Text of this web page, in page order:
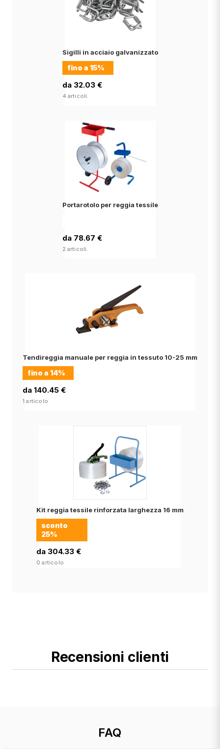
Sigilli in acciaio galvanizzato
fino a 15%
da 32.03 €
4 articoli.
Portarotolo per reggia tessile
da 78.67 €
2 articoli.
Tendireggia manuale per reggia in tessuto 10-25 mm
fino a 14%
da 140.45 €
1 articolo
Kit reggia tessile rinforzata larghezza 16 mm
sconto
25%
da 304.33 €
0 articolo
Recensioni clienti
FAQ